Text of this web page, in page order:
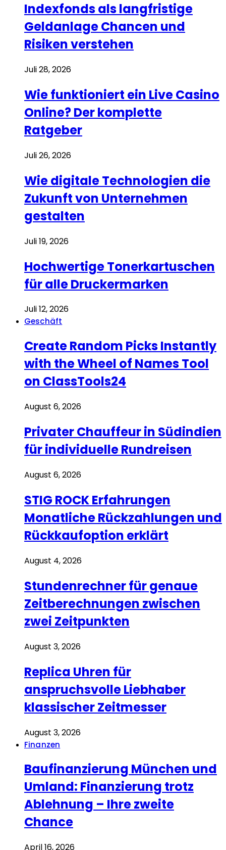
Indexfonds als langfristige
Geldanlage Chancen und
Risiken verstehen
Juli 28, 2026
Wie funktioniert ein Live Casino
Online? Der komplette
Ratgeber
Juli 26, 2026
Wie digitale Technologien die
Zukunft von Unternehmen
gestalten
Juli 19, 2026
Hochwertige Tonerkartuschen
für alle Druckermarken
Juli 12, 2026
Geschäft
Create Random Picks Instantly
with the Wheel of Names Tool
on ClassTools24
August 6, 2026
Privater Chauffeur in Südindien
für individuelle Rundreisen
August 6, 2026
STIG ROCK Erfahrungen
Monatliche Rückzahlungen und
Rückkaufoption erklärt
August 4, 2026
Stundenrechner für genaue
Zeitberechnungen zwischen
zwei Zeitpunkten
August 3, 2026
Replica Uhren für
anspruchsvolle Liebhaber
klassischer Zeitmesser
August 3, 2026
Finanzen
Baufinanzierung München und
Umland: Finanzierung trotz
Ablehnung – Ihre zweite
Chance
April 16, 2026